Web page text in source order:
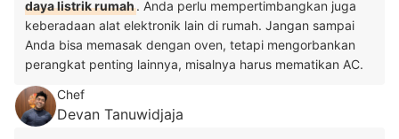
daya listrik rumah. Anda perlu mempertimbangkan juga
keberadaan alat elektronik lain di rumah. Jangan sampai
Anda bisa memasak dengan oven, tetapi mengorbankan
perangkat penting lainnya, misalnya harus mematikan AC.
Chef
Devan Tanuwidjaja